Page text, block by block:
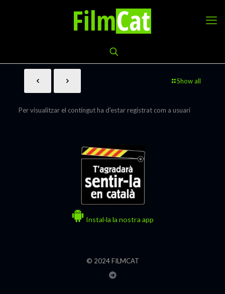
Show all
Per visualitzar el contingut ha d'estar registrat com a usuari
Instal·la la nostra app
© 2024 FILMCAT